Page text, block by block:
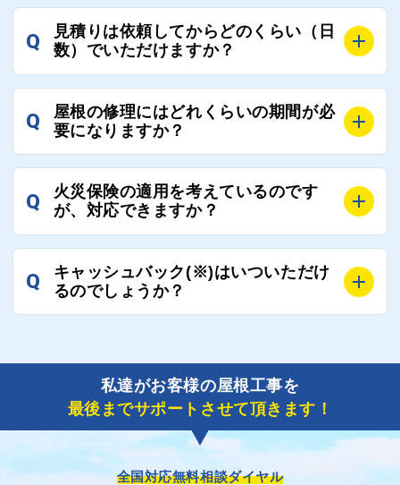
優良業者のみをご紹介できる体制により、お客様の安
心と信頼を維持しております。
屋根コネクトにお任せください。屋根コネクトでは、
工事業者へのお断りも無料で代行しております。
れる必要はございませんので、いつでもお気軽にご相
談ください。
Q
見積りは依頼してからどのくらい（日
数）でいただけますか？
工事業者にもよりますが、おおよそ現地調査後3日～1
週間前後にはお届けできます。
ご連絡いただき、屋根コネクトから直ちに紹介の工事
業者へ状況確認の連絡をし、即時対応するよう指示を
いたしますので、お気軽にお申し付けください。
Q
屋根の修理にはどれくらいの期間が必
要になりますか？
工事業者の状況や屋根の状態、工事の内容、天候によ
って工事期間は変わりますが、目安としては、おおよ
また、急ぎの場合などは屋根コネクトとしても全面的
にご協力いたしますので、ご相談ください。可能な限
り期間を短縮できる状況の工事業者を選定させていた
だきます。
Q
火災保険の適用を考えているのです
が、対応できますか？
風災補償を適用される場合は、専門家による視察と必
Q
キャッシュバック(※)はいついただけ
るのでしょうか？
了しましたら、キャッシュバック(※)申込みフォーム
に各項目を入力いただいた上で送信してください。
その内容を屋根コネクトが確認できた日時から翌月末
までには送付手配させていただきます。
※キャッシュバックの金額は契約金額によって異なり
ます。
私達がお客様の屋根工事を
最後までサポートさせて頂きます！
全国対応無料相談ダイヤル